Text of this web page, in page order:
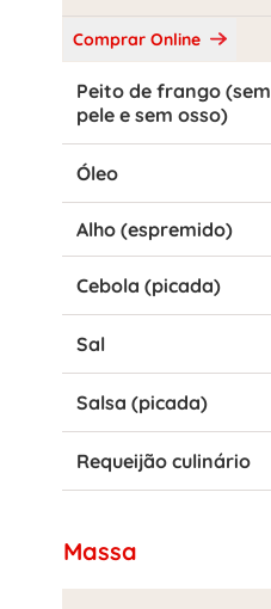
Comprar Online
Peito de frango (sem
pele e sem osso)
Óleo
Alho (espremido)
Cebola (picada)
Sal
Salsa (picada)
Requeijão culinário
Massa